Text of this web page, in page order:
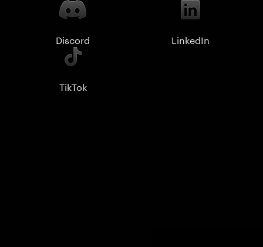
Discord LinkedIn
TikTok